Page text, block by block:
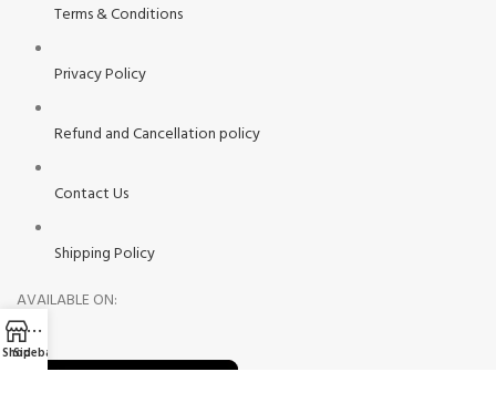
Terms & Conditions
Privacy Policy
Refund and Cancellation policy
Contact Us
Shipping Policy
AVAILABLE ON:
Shop
Sidebar